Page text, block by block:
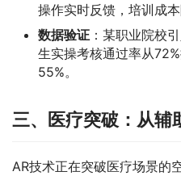
操作实时反馈，培训成本
数据验证 ：某职业院校
生实操考核通过率从
55%。
三、医疗突破：从辅
AR技术正在突破医疗场景的